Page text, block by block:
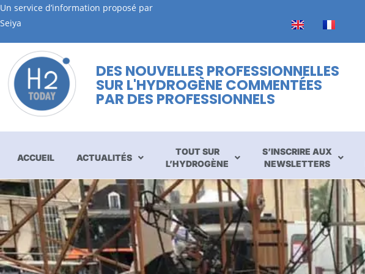
Un service d’information proposé par
Seiya
DES NOUVELLES PROFESSIONNELLES
SUR L'HYDROGÈNE COMMENTÉES
PAR DES PROFESSIONNELS
ACCUEIL ACTUALITÉS
TOUT SUR
L’HYDROGÈNE
S’INSCRIRE AUX
NEWSLETTERS